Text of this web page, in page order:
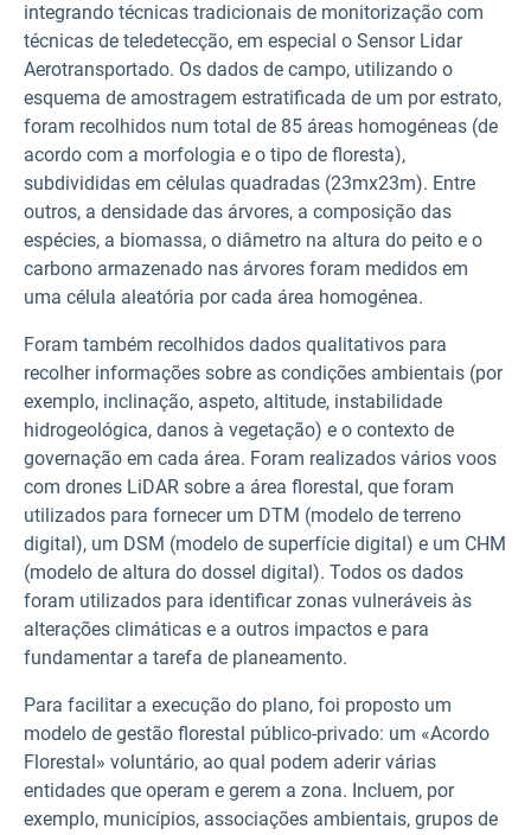
integrando técnicas tradicionais de monitorização com
técnicas de teledetecção, em especial o Sensor Lidar
Aerotransportado. Os dados de campo, utilizando o
esquema de amostragem estratificada de um por estrato,
foram recolhidos num total de 85 áreas homogéneas (de
acordo com a morfologia e o tipo de floresta),
subdivididas em células quadradas (23mx23m). Entre
outros, a densidade das árvores, a composição das
espécies, a biomassa, o diâmetro na altura do peito e o
carbono armazenado nas árvores foram medidos em
uma célula aleatória por cada área homogénea.
Foram também recolhidos dados qualitativos para
recolher informações sobre as condições ambientais (por
exemplo, inclinação, aspeto, altitude, instabilidade
hidrogeológica, danos à vegetação) e o contexto de
governação em cada área. Foram realizados vários voos
com drones LiDAR sobre a área florestal, que foram
utilizados para fornecer um DTM (modelo de terreno
digital), um DSM (modelo de superfície digital) e um CHM
(modelo de altura do dossel digital). Todos os dados
foram utilizados para identificar zonas vulneráveis às
alterações climáticas e a outros impactos e para
fundamentar a tarefa de planeamento.
Para facilitar a execução do plano, foi proposto um
modelo de gestão florestal público-privado: um «Acordo
Florestal» voluntário, ao qual podem aderir várias
entidades que operam e gerem a zona. Incluem, por
exemplo, municípios, associações ambientais, grupos de